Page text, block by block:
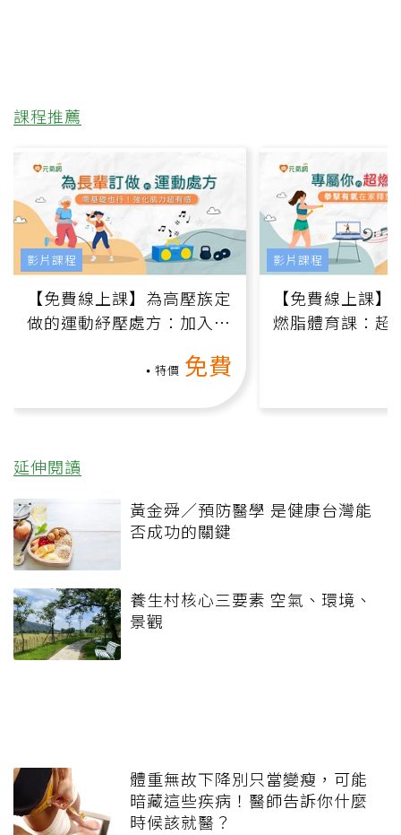
課程推薦
【免費線上課】為高壓族定
做的運動紓壓處方：加入行
特價 免費
影片課程
【免費線上課
燃脂體育課：超
影片課程
延伸閱讀
黃金舜／預防醫學 是健康台灣能
否成功的關鍵
養生村核心三要素 空氣、環境、
景觀
體重無故下降別只當變瘦，可能
暗藏這些疾病！醫師告訴你什麼
時候該就醫？